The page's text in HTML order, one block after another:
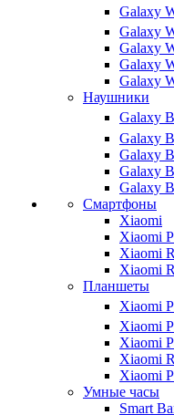
Galaxy
Galaxy
Galaxy
Galaxy
Galaxy
Наушники
Galaxy
Galaxy
Galaxy
Galaxy
Galaxy
Смартфоны
Xiaomi
Xiaomi
Xiaomi
Xiaomi
Планшеты
Xiaomi
Xiaomi
Xiaomi
Xiaomi
Xiaomi
Умные часы
Smart